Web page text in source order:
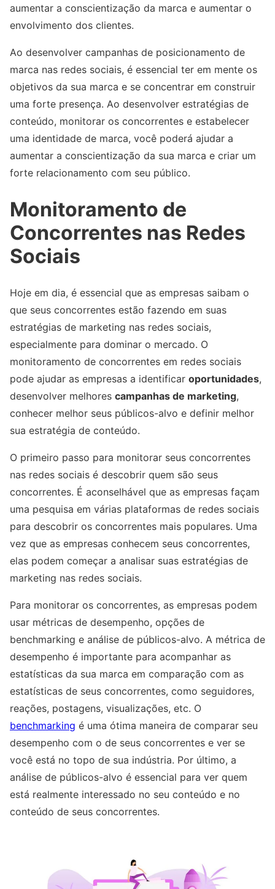
aumentar a conscientização da marca e aumentar o
envolvimento dos clientes.
Ao desenvolver campanhas de posicionamento de
marca nas redes sociais, é essencial ter em mente os
objetivos da sua marca e se concentrar em construir
uma forte presença. Ao desenvolver estratégias de
conteúdo, monitorar os concorrentes e estabelecer
uma identidade de marca, você poderá ajudar a
aumentar a conscientização da sua marca e criar um
forte relacionamento com seu público.
Monitoramento de
Concorrentes nas Redes
Sociais
Hoje em dia, é essencial que as empresas saibam o
que seus concorrentes estão fazendo em suas
estratégias de marketing nas redes sociais,
especialmente para dominar o mercado. O
monitoramento de concorrentes em redes sociais
pode ajudar as empresas a identificar oportunidades,
desenvolver melhores campanhas de marketing,
conhecer melhor seus públicos-alvo e definir melhor
sua estratégia de conteúdo.
O primeiro passo para monitorar seus concorrentes
nas redes sociais é descobrir quem são seus
concorrentes. É aconselhável que as empresas façam
uma pesquisa em várias plataformas de redes sociais
para descobrir os concorrentes mais populares. Uma
vez que as empresas conhecem seus concorrentes,
elas podem começar a analisar suas estratégias de
marketing nas redes sociais.
Para monitorar os concorrentes, as empresas podem
usar métricas de desempenho, opções de
benchmarking e análise de públicos-alvo. A métrica de
desempenho é importante para acompanhar as
estatísticas da sua marca em comparação com as
estatísticas de seus concorrentes, como seguidores,
reações, postagens, visualizações, etc. O
benchmarking é uma ótima maneira de comparar seu
desempenho com o de seus concorrentes e ver se
você está no topo de sua indústria. Por último, a
análise de públicos-alvo é essencial para ver quem
está realmente interessado no seu conteúdo e no
conteúdo de seus concorrentes.